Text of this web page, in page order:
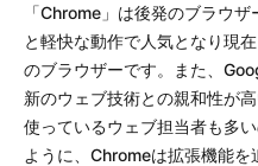
「Chrome」は後発のブラウ
と軽快な動作で人気となり現
のブラウザーです。また、
新のウェブ技術との親和性が
使っているウェブ担当者も多
ように、Chromeは拡張機能を